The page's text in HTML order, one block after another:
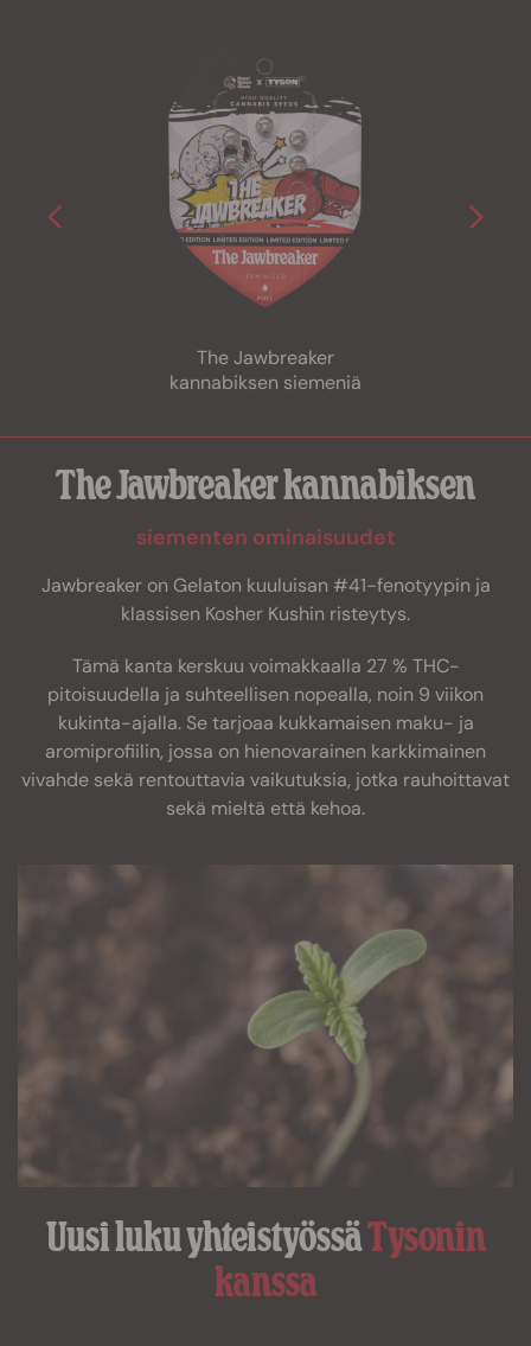
The Jawbreaker
kannabiksen siemeniä
The Jawbreaker kannabiksen
siementen ominaisuudet
Jawbreaker on Gelaton kuuluisan #41-fenotyypin ja
klassisen Kosher Kushin risteytys.
Tämä kanta kerskuu voimakkaalla 27 % THC-
pitoisuudella ja suhteellisen nopealla, noin 9 viikon
kukinta-ajalla. Se tarjoaa kukkamaisen maku- ja
aromiprofiilin, jossa on hienovarainen karkkimainen
vivahde sekä rentouttavia vaikutuksia, jotka rauhoittavat
sekä mieltä että kehoa.
Uusi luku yhteistyössäTysonin
kanssa